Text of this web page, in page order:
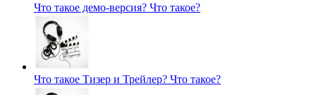
Что такое демо-версия? Что такое?
Что такое Тизер и Трейлер? Что такое?